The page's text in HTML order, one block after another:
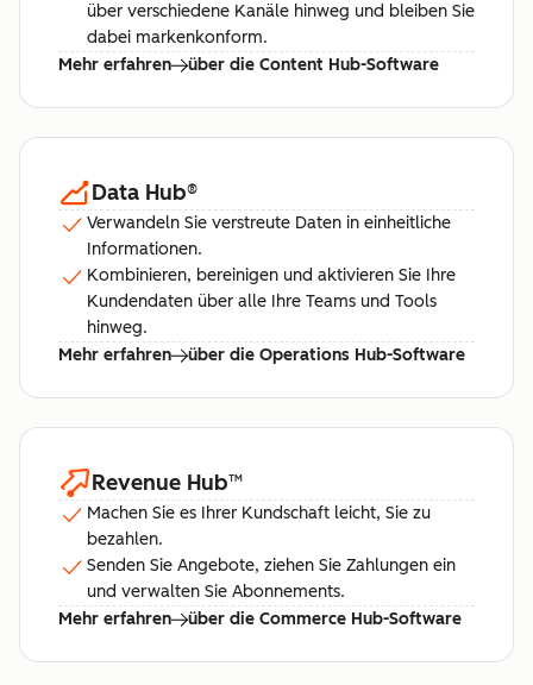
über verschiedene Kanäle hinweg und bleiben Sie
dabei markenkonform.
Mehr erfahren
über die Content Hub-Software
Data Hub®
Verwandeln Sie verstreute Daten in einheitliche
Informationen.
Kombinieren, bereinigen und aktivieren Sie Ihre
Kundendaten über alle Ihre Teams und Tools
hinweg.
Mehr erfahren
über die Operations Hub-Software
Revenue Hub™
Machen Sie es Ihrer Kundschaft leicht, Sie zu
bezahlen.
Senden Sie Angebote, ziehen Sie Zahlungen ein
und verwalten Sie Abonnements.
Mehr erfahren
über die Commerce Hub-Software